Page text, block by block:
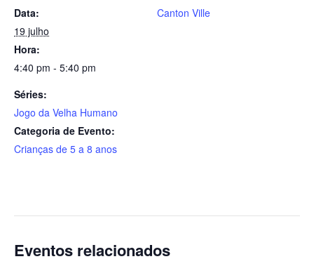
Data:
19 julho
Hora:
4:40 pm - 5:40 pm
Séries:
Jogo da Velha Humano
Categoria de Evento:
Crianças de 5 a 8 anos
Canton Ville
Eventos relacionados